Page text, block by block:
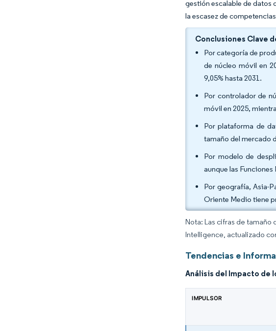
gestión escalable de datos
la escasez de
Conclusiones Clave
Por categoría de
de núcleo móvil en
9,05% hasta 2031.
Por controlador de
móvil en 2025,
Por plataforma de
tamaño del mercado
Por modelo de
aunque las Funciones
Por geografía, Asia-
Oriente Medio tiene
Nota: Las cifras de
Intelligence, actualizado
Tendencias e
Análisis del Impacto de
IMPULSOR